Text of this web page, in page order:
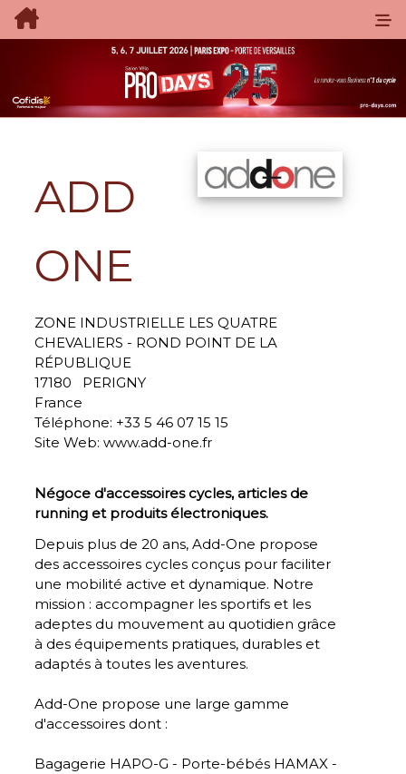
ADD
ONE
ZONE INDUSTRIELLE LES QUATRE
CHEVALIERS - ROND POINT DE LA
RÉPUBLIQUE
17180
PERIGNY
France
Téléphone: +33 5 46 07 15 15
Site Web: www.add-one.fr
Négoce d'accessoires cycles, articles de
running et produits électroniques.
Depuis plus de 20 ans, Add-One propose
des accessoires cycles conçus pour faciliter
une mobilité active et dynamique. Notre
mission : accompagner les sportifs et les
adeptes du mouvement au quotidien grâce
à des équipements pratiques, durables et
adaptés à toutes les aventures.
Add-One propose une large gamme
d'accessoires dont :
Bagagerie HAPO-G - Porte-bébés HAMAX -